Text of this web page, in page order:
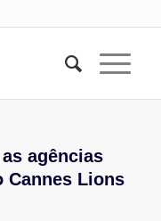
agências
Cannes Lions